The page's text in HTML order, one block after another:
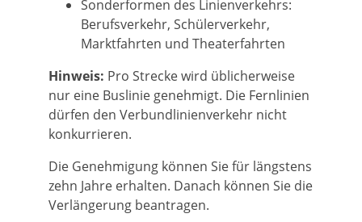
Sonderformen des Linienverkehrs:
Berufsverkehr, Schülerverkehr,
Marktfahrten und Theaterfahrten
Hinweis: Pro Strecke wird üblicherweise
nur eine Buslinie genehmigt. Die Fernlinien
dürfen den Verbundlinienverkehr nicht
konkurrieren.
Die Genehmigung können Sie für längstens
zehn Jahre erhalten. Danach können Sie die
Verlängerung beantragen.